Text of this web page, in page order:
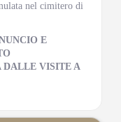
nel cimitero di
E
DALLE VISITE A